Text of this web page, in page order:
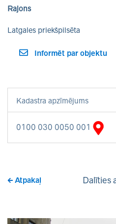
Rajons
Latgales priekšpilsēta
Informēt par objektu
Kadastra apzīmējums
0100 030 0050 001
Atpakaļ Dalīties